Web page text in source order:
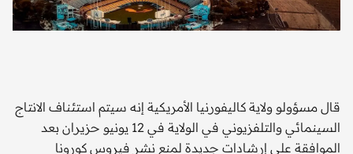
قال مسؤولو ولاية كاليفورنيا الأمريكية إنه سيتم استئناف الانتاج
السينمائي والتلفزيوني في الولاية في 12 يونيو حزيران بعد
الموافقة على إرشادات جديدة لمنع نشر فيروس كورونا